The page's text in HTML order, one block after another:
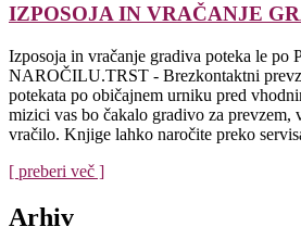
IZPOSOJA IN VRAČANJE
Izposoja in vračanje gradiva poteka le
NAROČILU.TRST - Brezkontaktni
potekata po običajnem urniku pred
mizici vas bo čakalo gradivo za prevzem,
vračilo. Knjige lahko naročite preko
[ preberi več ]
Arhiv